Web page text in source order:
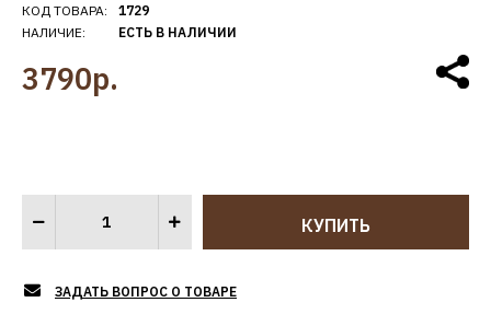
КОД ТОВАРА:
НАЛИЧИЕ:
1729
ЕСТЬ В НАЛИЧИИ
3790р.
ЗАДАТЬ ВОПРОС О ТОВАРЕ